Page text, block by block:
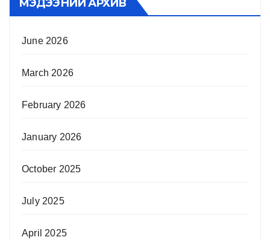
МЭДЭЭНИЙ АРХИВ
June 2026
March 2026
February 2026
January 2026
October 2025
July 2025
April 2025